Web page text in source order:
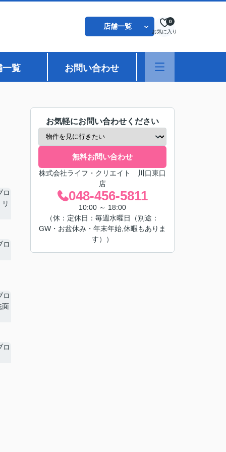
店舗一覧
お気に入り
0
一覧 お問い合わせ
お気軽にお問い合わせください
無料お問い合わせ
株式会社ライフ・クリエイト 川口東口
店
048-456-5811
10:00 ～ 18:00
（休：定休日：毎週水曜日（別途：
GW・お盆休み・年末年始,休暇もありま
す））